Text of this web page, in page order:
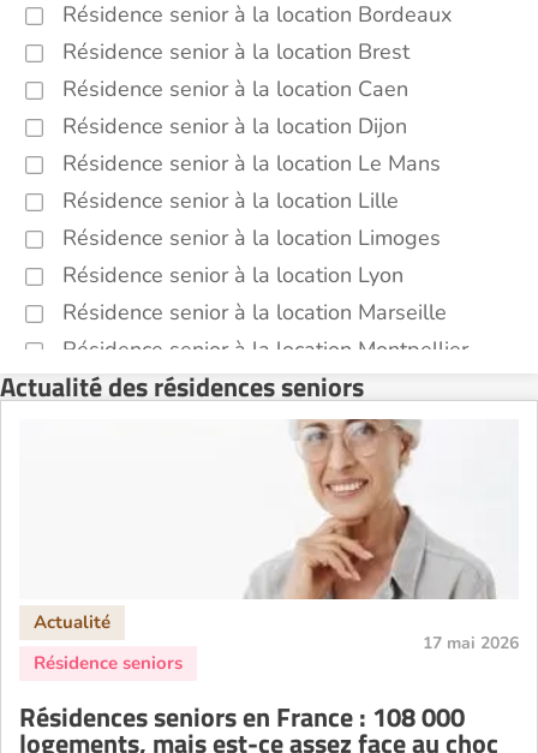
Résidence senior à la location Bordeaux
Résidence senior à la location Brest
Résidence senior à la location Caen
Résidence senior à la location Dijon
Résidence senior à la location Le Mans
Résidence senior à la location Lille
Résidence senior à la location Limoges
Résidence senior à la location Lyon
Résidence senior à la location Marseille
Résidence senior à la location Montpellier
Résidence senior à la location Montélimar
Résidence senior à la location Nantes
Résidence senior à la location Nîmes
Résidence senior à la location Orléans
Résidence senior à la location Perpignan
Résidence senior à la location Reims
Résidence senior à la location Rennes
Résidence senior à la location Strasbourg
Recherche par ville
Actualité des résidences seniors
17 mai 2026
Résidences seniors en France : 108 000
logements, mais est-ce assez face au choc